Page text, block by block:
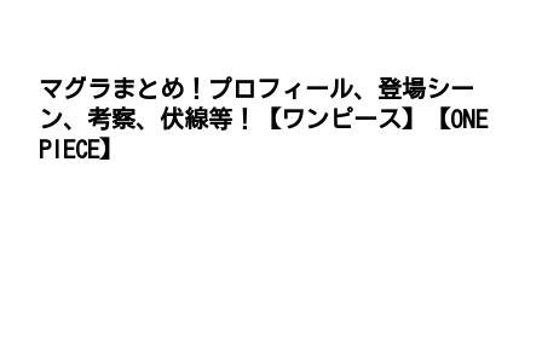
マグラまとめ！プロフィール、登場シー
ン、考察、伏線等！【ワンピース】【ONE
PIECE】